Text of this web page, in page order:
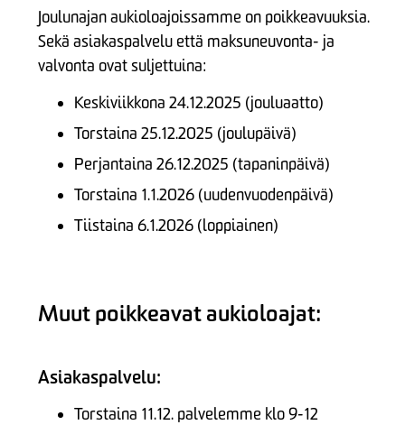
Joulunajan aukioloajoissamme on poikkeavuuksia.
Sekä asiakaspalvelu että maksuneuvonta- ja
valvonta ovat suljettuina:
Keskiviikkona 24.12.2025 (jouluaatto)
Torstaina 25.12.2025 (joulupäivä)
Perjantaina 26.12.2025 (tapaninpäivä)
Torstaina 1.1.2026 (uudenvuodenpäivä)
Tiistaina 6.1.2026 (loppiainen)
Muut poikkeavat aukioloajat:
Asiakaspalvelu:
Torstaina 11.12. palvelemme klo 9-12